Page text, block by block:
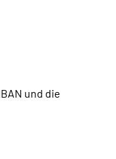
und die